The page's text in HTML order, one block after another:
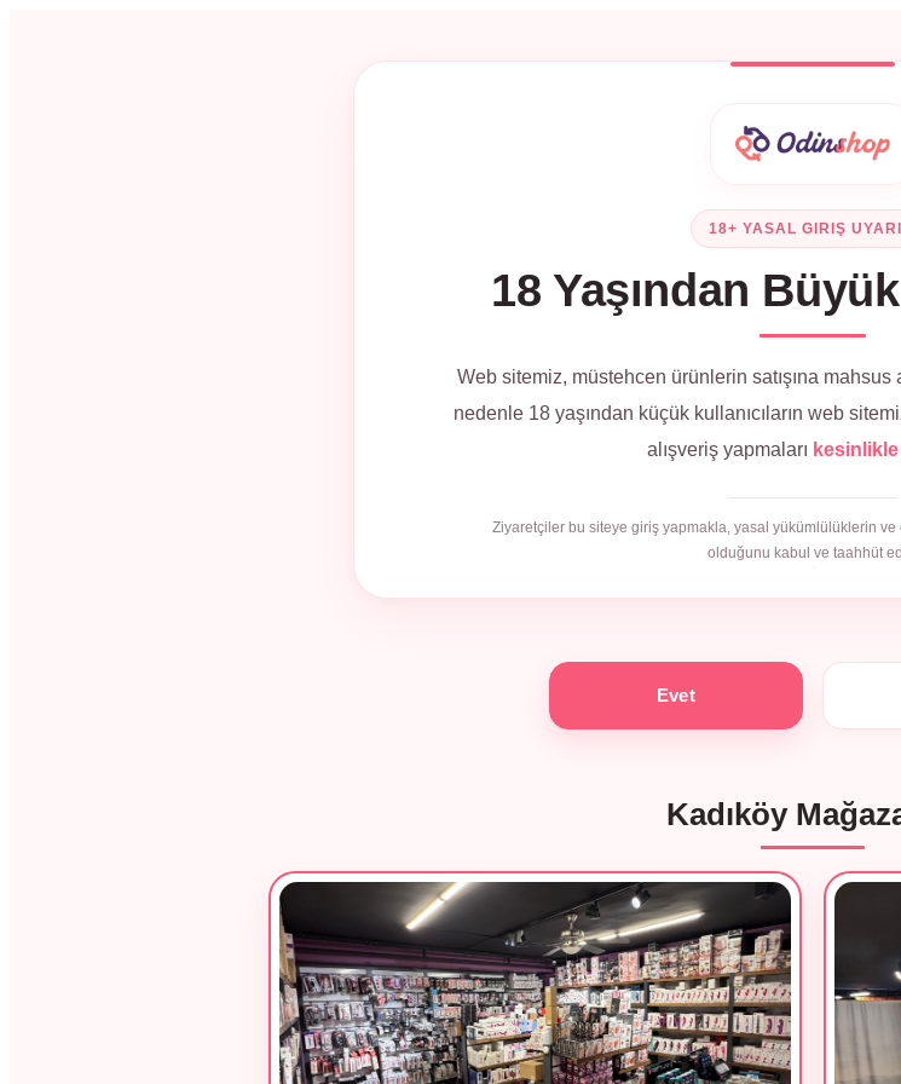
18+ YASAL GIRIŞ
18 Yaşından
Web sitemiz, müstehcen ürünlerin satışına mahsus
nedenle 18 yaşından küçük kullanıcıların web
alışveriş yapmaları kesinlikle
Ziyaretçiler bu siteye giriş yapmakla, yasal yükümlülüklerin ve
olduğunu kabul ve taahhüt
Kadıköy
Evet